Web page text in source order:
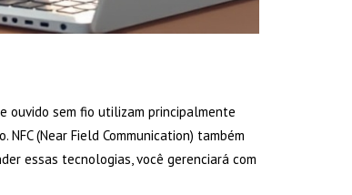
ouvido sem fio utilizam principalmente
(Near Field Communication) também
essas tecnologias, você gerenciará com